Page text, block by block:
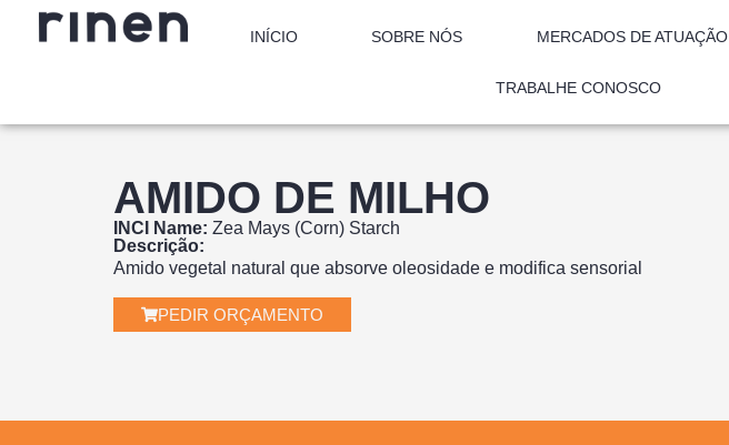
INÍCIO SOBRE NÓS MERCADOS DE ATUAÇÃO
TRABALHE CONOSCO
AMIDO DE MILHO
INCI Name: Zea Mays (Corn) Starch
Descrição:
Amido vegetal natural que absorve oleosidade e modifica sensorial
PEDIR ORÇAMENTO